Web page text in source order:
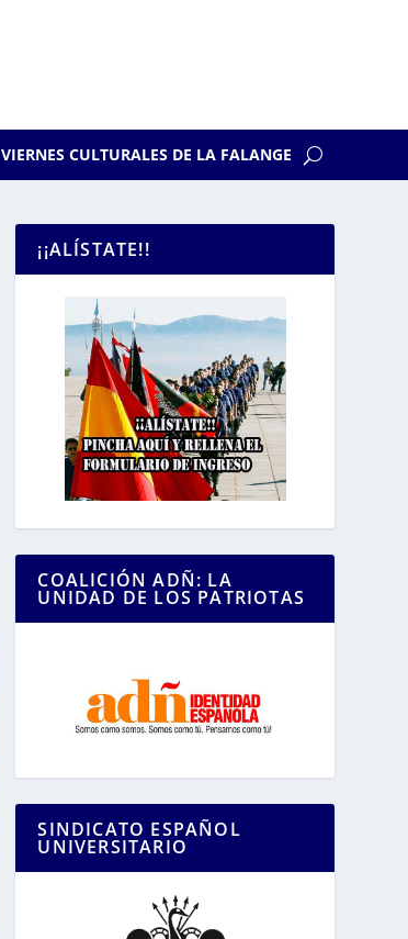
VIERNES CULTURALES DE LA FALANGE
¡¡ALÍSTATE!!
COALICIÓN ADÑ: LA
UNIDAD DE LOS PATRIOTAS
SINDICATO ESPAÑOL
UNIVERSITARIO